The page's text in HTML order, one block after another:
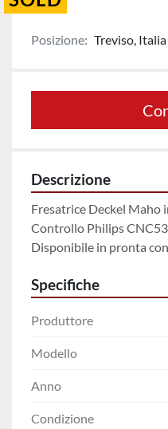
Posizione: Treviso, Italia
Descrizione
Fresatrice Deckel Maho
Controllo Philips
Disponibile in pronta
Specifiche
Produttore
Modello
Anno
Condizione